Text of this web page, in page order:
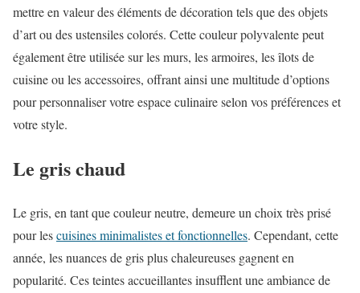
mettre en valeur des éléments de décoration tels que des objets
d’art ou des ustensiles colorés. Cette couleur polyvalente peut
également être utilisée sur les murs, les armoires, les îlots de
cuisine ou les accessoires, offrant ainsi une multitude d’options
pour personnaliser votre espace culinaire selon vos préférences et
votre style.
Le gris chaud
Le gris, en tant que couleur neutre, demeure un choix très prisé
pour lescuisines minimalistes et fonctionnelles. Cependant, cette
année, les nuances de gris plus chaleureuses gagnent en
popularité. Ces teintes accueillantes insufflent une ambiance de